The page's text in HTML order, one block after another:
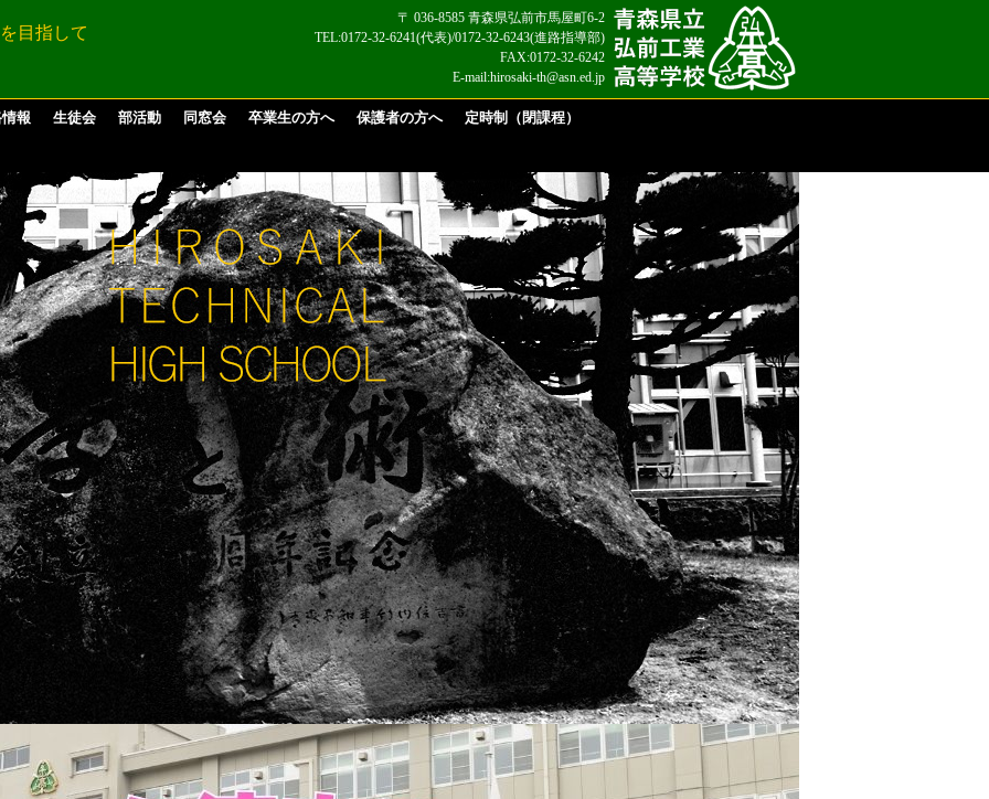
目指して
〒 036-8585 青森県弘前市馬屋町6-2
TEL:0172-32-6241(代表)/0172-32-6243(進路指導部)
FAX:0172-32-6242
E-mail:hirosaki-th@asn.ed.jp
報 生徒会 部活動 同窓会 卒業生の方へ 保護者の方へ 定時制（閉課程）